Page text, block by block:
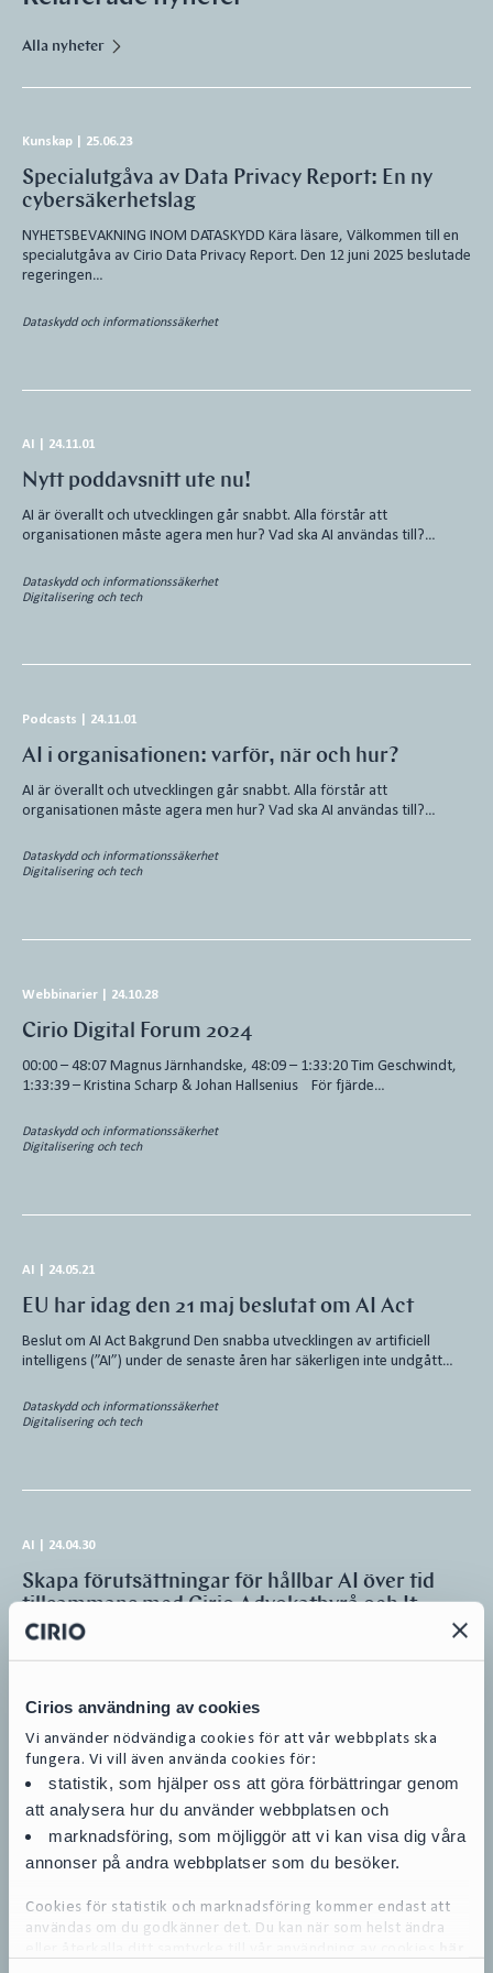
Cirios användning av cookies
Vi använder nödvändiga cookies för att vår webbplats ska
fungera. Vi vill även använda cookies för:
statistik, som hjälper oss att göra förbättringar genom
att analysera hur du använder webbplatsen och
marknadsföring, som möjliggör att vi kan visa dig våra
annonser på andra webbplatser som du besöker.
Cookies för statistik och marknadsföring kommer endast att
användas om du godkänner det. Du kan när som helst ändra
Alla nyheter
Kunskap 25.06.23
Specialutgåva av Data Privacy Report: En ny
cybersäkerhetslag
NYHETSBEVAKNING INOM DATASKYDD Kära läsare, Välkommen till en
specialutgåva av Cirio Data Privacy Report. Den 12 juni 2025 beslutade
regeringen…
Dataskydd och informationssäkerhet
AI 24.11.01
Nytt poddavsnitt ute nu!
AI är överallt och utvecklingen går snabbt. Alla förstår att
organisationen måste agera men hur? Vad ska AI användas till?…
Dataskydd och informationssäkerhet
Digitalisering och tech
Podcasts 24.11.01
AI i organisationen: varför, när och hur?
AI är överallt och utvecklingen går snabbt. Alla förstår att
organisationen måste agera men hur? Vad ska AI användas till?…
Dataskydd och informationssäkerhet
Digitalisering och tech
Webbinarier 24.10.28
Cirio Digital Forum 2024
00:00 – 48:07 Magnus Järnhandske, 48:09 – 1:33:20 Tim Geschwindt,
1:33:39 – Kristina Scharp & Johan Hallsenius För fjärde…
Dataskydd och informationssäkerhet
Digitalisering och tech
AI 24.05.21
EU har idag den 21 maj beslutat om AI Act
Beslut om AI Act Bakgrund Den snabba utvecklingen av artificiell
intelligens (”AI”) under de senaste åren har säkerligen inte undgått…
Dataskydd och informationssäkerhet
Digitalisering och tech
AI 24.04.30
Skapa förutsättningar för hållbar AI över tid
tillsammans med Cirio Advokatbyrå och It-
företaget Asurgent
Tillsammans med Asurgent har vi lanserat en modell – AI Readiness
strategi,…
Dataskydd och informationssäkerhet
Digitalisering och tech
IT, compliance & GDPR – hur fungerar det på
en advokatbyrå?